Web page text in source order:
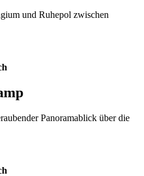
und Ruhepol zwischen
Panoramablick über die